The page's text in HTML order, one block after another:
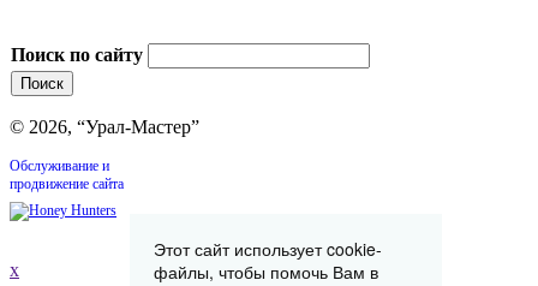
Поиск по сайту
© 2026, “Урал-Мастер”
Обслуживание и
продвижение сайта
x
Этот сайт использует cookie-
файлы, чтобы помочь Вам в